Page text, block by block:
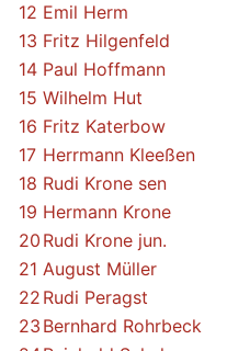
12 Emil Herm
13 Fritz Hilgenfeld
14 Paul Hoffmann
15 Wilhelm Hut
16 Fritz Katerbow
17 Herrmann Kleeßen
18 Rudi Krone sen
19 Hermann Krone
20 Rudi Krone jun.
21 August Müller
22 Rudi Peragst
23 Bernhard Rohrbeck